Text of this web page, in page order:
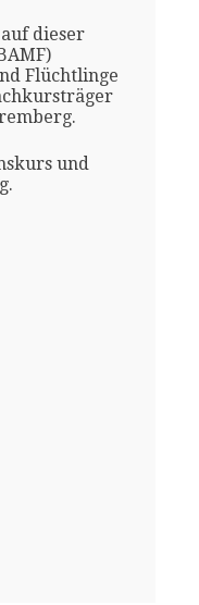
dieser
Flüchtlinge
und